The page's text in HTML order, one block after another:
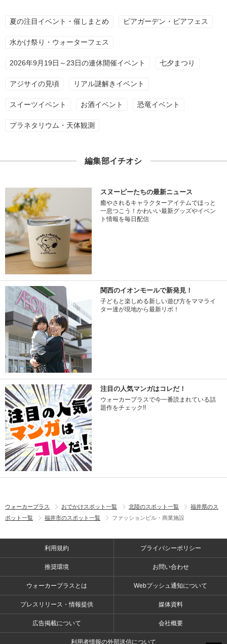
夏の注目イベント・催しまとめ ビアガーデン・ビアフェス
水かけ祭り・ウォーターフェス
2026年9月19日～23日の連休開催イベント 七夕まつり
アジサイの見頃 リアル謎解きイベント
スイーツイベント お酒イベント 恐竜イベント
プラネタリウム・天体観測
編集部イチオシ
スヌーピーたちの最新ニュース
癒やされるキャラクターアイテムでほっと
一息つこう！かわいい最新グッズやイベン
ト情報を毎日配信
関西のイオンモールで新発見！
子どもと楽しめる新しい遊び方をママライ
ター達が現地から最新リポ！
注目の人気マンガはコレだ！
ウォーカープラスで今一番読まれている話
題作をチェック!!
ウォーカープラス おでかけスポット一覧 北陸のスポット一覧
福井県のス
ポット一覧
福井市のスポット一覧 ファッションビル・商業施設
利用規約 プライバシーポリシー
推奨環境 お問い合わせ
ウォーカープラスとは Webプッシュ通知について
プレスリリース・情報提供 媒体資料
広告掲載について 会社概要
利用者情報の外部送信について